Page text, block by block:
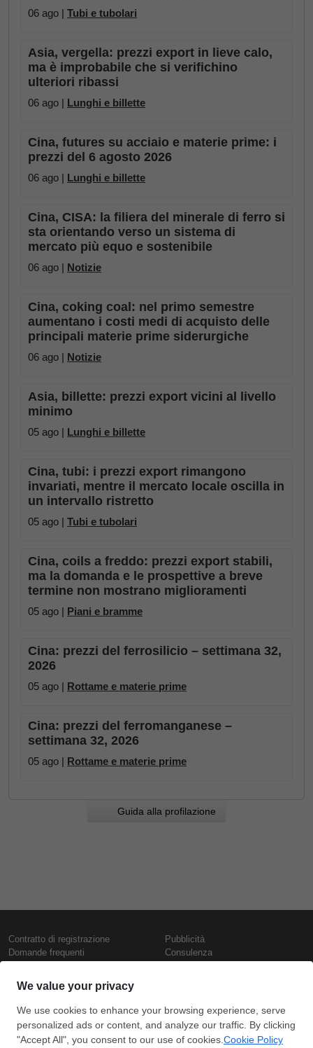
06 ago | Tubi e tubolari
Asia, vergella: prezzi export in lieve calo,
ma è improbabile che si verifichino
ulteriori ribassi
06 ago | Lunghi e billette
Cina, futures su acciaio e materie prime: i
prezzi del 6 agosto 2026
06 ago | Lunghi e billette
Cina, CISA: la filiera del minerale di ferro si
sta orientando verso un sistema di
mercato più equo e sostenibile
06 ago | Notizie
Cina, coking coal: nel primo semestre
aumentano i costi medi di acquisto delle
principali materie prime siderurgiche
06 ago | Notizie
Asia, billette: prezzi export vicini al livello
minimo
05 ago | Lunghi e billette
Cina, tubi: i prezzi export rimangono
invariati, mentre il mercato locale oscilla in
un intervallo ristretto
05 ago | Tubi e tubolari
Cina, coils a freddo: prezzi export stabili,
ma la domanda e le prospettive a breve
termine non mostrano miglioramenti
05 ago | Piani e bramme
Cina: prezzi del ferrosilicio – settimana 32,
2026
05 ago | Rottame e materie prime
Cina: prezzi del ferromanganese –
settimana 32, 2026
05 ago | Rottame e materie prime
Guida alla profilazione
Contratto di registrazione
Domande frequenti
Presentazione
Contattaci
Termini di utilizzo
Politica di riservatezza
Pubblicità
Consulenza